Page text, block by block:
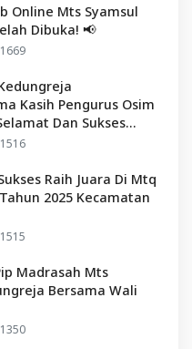
Online Mts Syamsul
Dibuka! 📢
Kasih Pengurus Osim
Dan Sukses
Periode 2025/2026
Raih Juara Di Mtq
2025 Kecamatan
Madrasah Mts
Bersama Wali